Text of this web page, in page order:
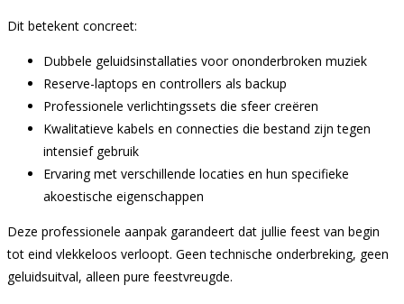
Dit betekent concreet:
Dubbele geluidsinstallaties voor ononderbroken muziek
Reserve-laptops en controllers als backup
Professionele verlichtingssets die sfeer creëren
Kwalitatieve kabels en connecties die bestand zijn tegen
intensief gebruik
Ervaring met verschillende locaties en hun specifieke
akoestische eigenschappen
Deze professionele aanpak garandeert dat jullie feest van begin
tot eind vlekkeloos verloopt. Geen technische onderbreking, geen
geluidsuitval, alleen pure feestvreugde.